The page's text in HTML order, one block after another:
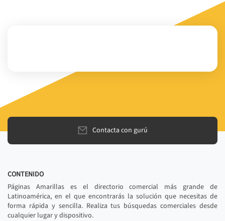
Contacta con gurú
CONTENIDO
Páginas Amarillas es el directorio comercial más grande de
Latinoamérica, en el que encontrarás la solución que necesitas de
forma rápida y sencilla. Realiza tus búsquedas comerciales desde
cualquier lugar y dispositivo.